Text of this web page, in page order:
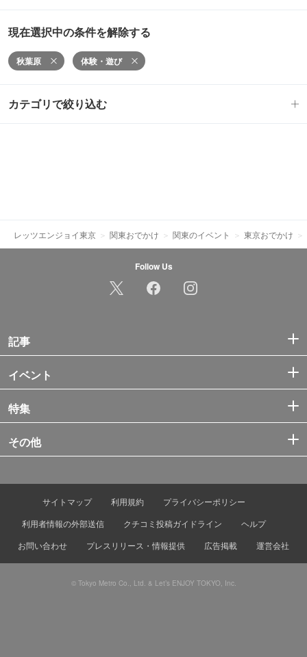
現在選択中の条件を解除する
秋葉原 体験・遊び
カテゴリで絞り込む
レッツエンジョイ東京 関東おでかけ 関東のイベント 東京おでかけ
Follow Us
記事
イベント
特集
その他
サイトマップ 利用規約
プライバシーポリシー
利用者情報の外部送信
クチコミ投稿ガイドライン
ヘルプ
お問い合わせ
プレスリリース・情報提供 広告掲載 運営会社
© Tokyo Metro Co., Ltd. & Let’s ENJOY TOKYO, Inc.